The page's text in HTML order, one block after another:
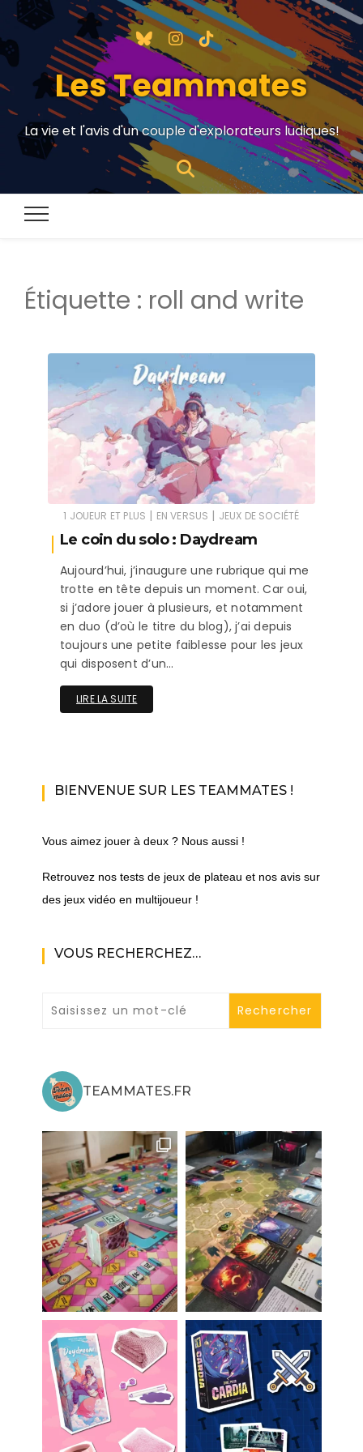
Les Teammates
La vie et l'avis d'un couple d'explorateurs ludiques!
Étiquette : roll and write
1 JOUEUR ET PLUS | EN VERSUS | JEUX DE SOCIÉTÉ
Le coin du solo : Daydream
Aujourd’hui, j’inaugure une rubrique qui me
trotte en tête depuis un moment. Car oui,
si j’adore jouer à plusieurs, et notamment
en duo (d’où le titre du blog), j’ai depuis
toujours une petite faiblesse pour les jeux
qui disposent d’un…
LIRE LA SUITE
BIENVENUE SUR LES TEAMMATES !
Vous aimez jouer à deux ? Nous aussi !
Retrouvez nos tests de jeux de plateau et nos avis sur
des jeux vidéo en multijoueur !
VOUS RECHERCHEZ…
TEAMMATES.FR